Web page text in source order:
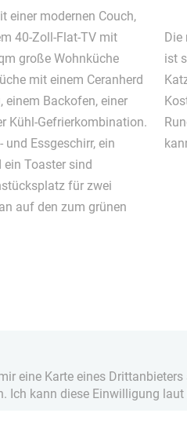
einer modernen Couch,
40-Zoll-Flat-TV mit
große Wohnküche
mit einem Ceranherd
Backofen, einer
Kühl-Gefrierkombination.
und Essgeschirr, ein
ein Toaster sind
für zwei
auf den zum grünen
Die
ist
eine Karte eines
Ich kann diese Einwilligung